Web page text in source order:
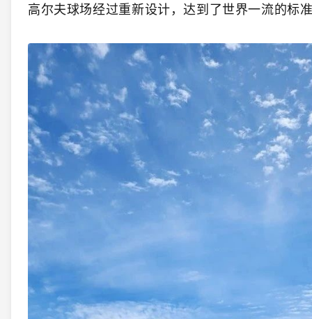
高尔夫球场经过重新设计，达到了世界一流的标